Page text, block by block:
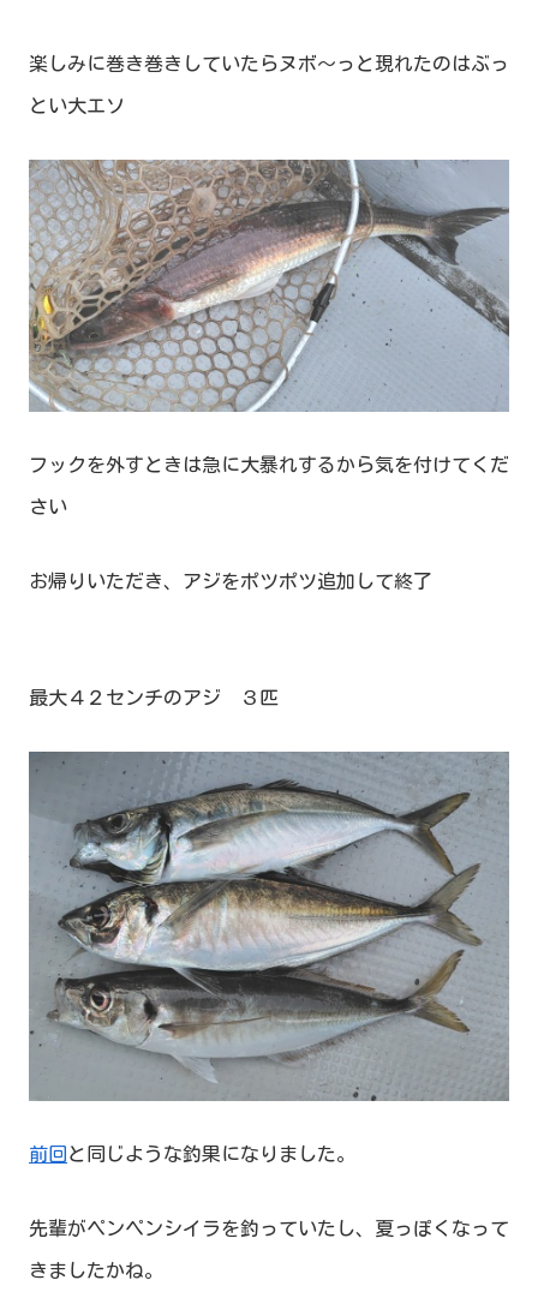
楽しみに巻き巻きしていたらヌボ～っと現れたのはぶっ
とい大エソ
フックを外すときは急に大暴れするから気を付けてくだ
さい
お帰りいただき、アジをポツポツ追加して終了
最大４２センチのアジ ３匹
前回 と同じような釣果になりました。
先輩がペンペンシイラを釣っていたし、夏っぽくなって
きましたかね。